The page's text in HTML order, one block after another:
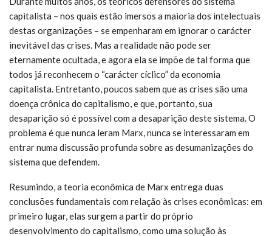
capitalista – nos quais estão imersos a maioria dos intelectuais
destas organizações – se empenharam em ignorar o carácter
inevitável das crises. Mas a realidade não pode ser
eternamente ocultada, e agora ela se impõe de tal forma que
todos já reconhecem o “carácter cíclico” da economia
capitalista. Entretanto, poucos sabem que as crises são uma
doença crônica do capitalismo, e que, portanto, sua
desaparição só é possível com a desaparição deste sistema. O
problema é que nunca leram Marx, nunca se interessaram em
entrar numa discussão profunda sobre as desumanizações do
sistema que defendem.
Resumindo, a teoria econômica de Marx entrega duas
conclusões fundamentais com relação às crises econômicas: em
primeiro lugar, elas surgem a partir do próprio
desenvolvimento do capitalismo, como uma solução às